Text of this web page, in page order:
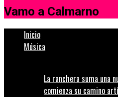
Vamo a Calmarno
Inicio
Música
La ranchera suma una
comienza su camino